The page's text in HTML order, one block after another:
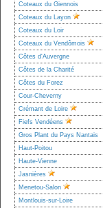
Coteaux du Giennois
Coteaux du Layon
Coteaux du Loir
Coteaux du Vendômois
Côtes d'Auvergne
Côtes de la Charité
Côtes du Forez
Cour-Cheverny
Crémant de Loire
Fiefs Vendéens
Gros Plant du Pays Nantais
Haut-Poitou
Haute-Vienne
Jasnières
Menetou-Salon
Montlouis-sur-Loire